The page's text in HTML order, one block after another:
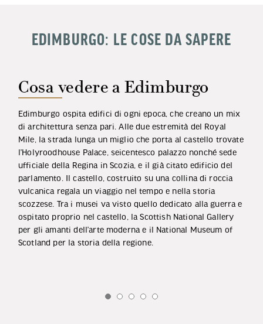
EDIMBURGO: LE COSE DA SAPERE
Cosa vedere a Edimburgo
Edimburgo ospita edifici di ogni epoca, che creano un mix
di architettura senza pari. Alle due estremità del Royal
Mile, la strada lunga un miglio che porta al castello trovate
l’Holyroodhouse Palace, seicentesco palazzo nonché sede
ufficiale della Regina in Scozia, e il già citato edificio del
parlamento. Il castello, costruito su una collina di roccia
vulcanica regala un viaggio nel tempo e nella storia
scozzese. Tra i musei va visto quello dedicato alla guerra e
ospitato proprio nel castello, la Scottish National Gallery
per gli amanti dell’arte moderna e il National Museum of
Scotland per la storia della regione.